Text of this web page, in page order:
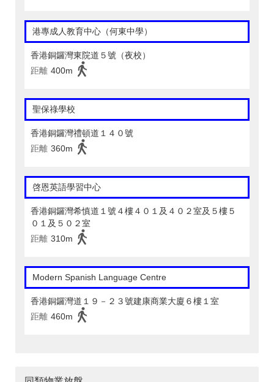
港專成人教育中心（何東中學）
香港銅鑼灣東院道５號（夜校）
距離 400m
聖保祿學校
香港銅鑼灣禮頓道１４０號
距離 360m
啓恩英語學習中心
香港銅鑼灣希慎道１號４樓４０１及４０２室及５樓５
０１及５０２室
距離 310m
Modern Spanish Language Centre
香港銅鑼灣道１９－２３號建康商業大廈６樓１室
距離 460m